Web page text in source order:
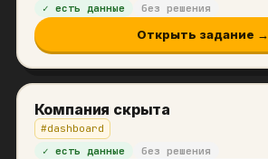
✓ есть данные
без решения
Открыть задание →
Компания скрыта
#dashboard
✓ есть данные
без решения